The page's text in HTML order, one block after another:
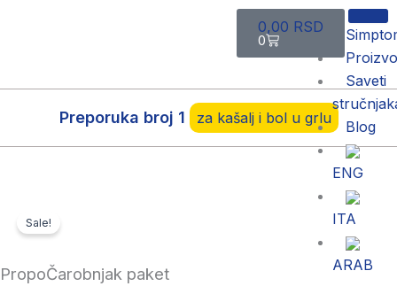
Saveti
Blog
ENG
ITA
ARAB
0,00 RSD
0
Cart
Preporuka broj 1 za kašalj i bol u grlu
Sale!
PropoČarobnjak paket